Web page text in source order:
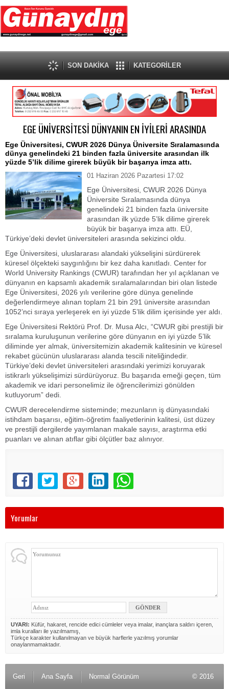
SON DAKİKA KATEGORİLER
EGE ÜNİVERSİTESİ DÜNYANIN EN İYİLERİ ARASINDA
Ege Üniversitesi, CWUR 2026 Dünya Üniversite Sıralamasında
dünya genelindeki 21 binden fazla üniversite arasından ilk
yüzde 5’lik dilime girerek büyük bir başarıya imza attı.
01 Haziran 2026 Pazartesi 17:02
Ege Üniversitesi, CWUR 2026 Dünya
Üniversite Sıralamasında dünya
genelindeki 21 binden fazla üniversite
arasından ilk yüzde 5’lik dilime girerek
büyük bir başarıya imza attı. EÜ,
Türkiye’deki devlet üniversiteleri arasında sekizinci oldu.
Ege Üniversitesi, uluslararası alandaki yükselişini sürdürerek
küresel ölçekteki saygınlığını bir kez daha kanıtladı. Center for
World University Rankings (CWUR) tarafından her yıl açıklanan ve
dünyanın en kapsamlı akademik sıralamalarından biri olan listede
Ege Üniversitesi, 2026 yılı verilerine göre dünya genelinde
değerlendirmeye alınan toplam 21 bin 291 üniversite arasından
1052’nci sıraya yerleşerek en iyi yüzde 5’lik dilim içerisinde yer aldı.
Ege Üniversitesi Rektörü Prof. Dr. Musa Alcı, “CWUR gibi prestijli bir
sıralama kuruluşunun verilerine göre dünyanın en iyi yüzde 5’lik
diliminde yer almak, üniversitemizin akademik kalitesinin ve küresel
rekabet gücünün uluslararası alanda tescili niteliğindedir.
Türkiye’deki devlet üniversiteleri arasındaki yerimizi koruyarak
istikrarlı yükselişimizi sürdürüyoruz. Bu başarıda emeği geçen, tüm
akademik ve idari personelimiz ile öğrencilerimizi gönülden
kutluyorum” dedi.
CWUR derecelendirme sisteminde; mezunların iş dünyasındaki
istihdam başarısı, eğitim-öğretim faaliyetlerinin kalitesi, üst düzey
ve prestijli dergilerde yayımlanan makale sayısı, araştırma etki
puanları ve alınan atıflar gibi ölçütler baz alınıyor.
Yorumlar
UYARI: Küfür, hakaret, rencide edici cümleler veya imalar, inançlara saldırı içeren,
imla kuralları ile yazılmamış,
Türkçe karakter kullanılmayan ve büyük harflerle yazılmış yorumlar
onaylanmamaktadır.
Geri Ana Sayfa Normal Görünüm © 2016